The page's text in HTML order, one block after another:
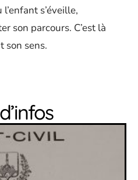
s’éveille,
son parcours. C’est là
son sens.